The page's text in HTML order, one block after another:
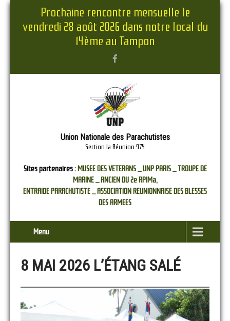
Prochaine rencontre mensuelle le
vendredi 28 août 2026 dans notre local du
14ème au Tampon
Union Nationale des Parachutistes
Section la Réunion 974
Sites partenaires :MUSEE DES VETERANS _UNP PARIS _TROUPE DE
MARINE _ANCIEN DU 2e RPIMa,
ENTRAIDE PARACHUTISTE _ASSOCIATION REUNIONNAISE DES BLESSES
DES ARMEES
Menu
8 MAI 2026 L’ÉTANG SALÉ